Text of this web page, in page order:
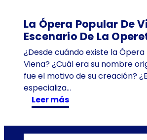
ñ
o
s
e
n
T
i
e
T
La Ópera Popular De
Escenario De La
¿Desde cuándo existe la
Viena? ¿Cuál era su nombre
fue el motivo de su creación?
especializa…
Leer más:
L
a
Ó